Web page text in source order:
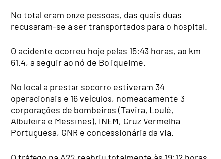
No total eram onze pessoas, das quais duas
recusaram-se a ser transportados para o hospital.
O acidente ocorreu hoje pelas 15:43 horas, ao km
61.4, a seguir ao nó de Boliqueime.
No local a prestar socorro estiveram 34
operacionais e 16 veículos, nomeadamente 3
corporações de bombeiros (Tavira, Loulé,
Albufeira e Messines), INEM, Cruz Vermelha
Portuguesa, GNR e concessionária da via.